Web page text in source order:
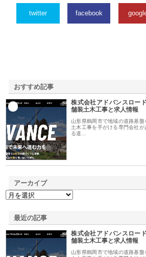
twitter facebook
おすすめ記事
株式会社アドバンスロー
舗装土木工事と求人情報
山形県鶴岡市で地域の道路基
土木工事を手がける専門会社
る道…
アーカイブ
最近の記事
株式会社アドバンスロー
舗装土木工事と求人情報
山形県鶴岡市で地域の道路基